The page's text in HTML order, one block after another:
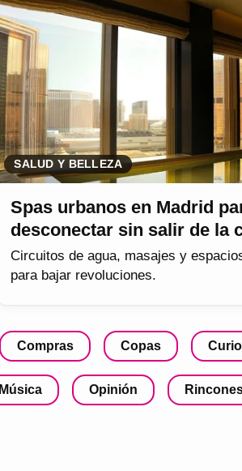
SALUD Y BELLEZA
Spas urbanos en Madrid
desconectar sin salir de la
Circuitos de agua, masajes y
para bajar revoluciones.
Compras Copas
Música Opinión